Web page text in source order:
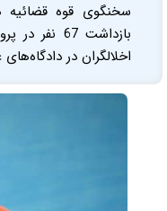
سخنگوی قوه
بازداشت
اخلالگران در